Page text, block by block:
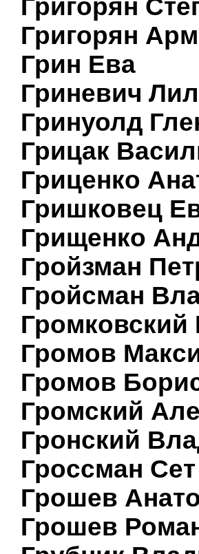
Григорян
Григорян
Грин Ева
Гриневич
Гринуолд
Грицак
Гриценко
Гришковец
Грищенко
Гройзман
Гройсман
Громов
Громов
Громский
Гронский
Гроссман Сет
Грошев
Грошев